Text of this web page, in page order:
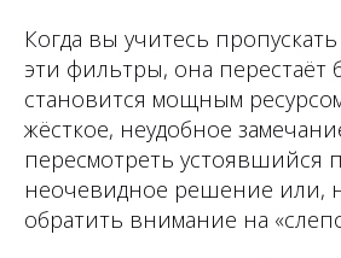
Когда вы учитесь
эти фильтры, она перестаёт
становится мощным
жёсткое, неудобное
пересмотреть устоявшийся
неочевидное решение или,
обратить внимание на